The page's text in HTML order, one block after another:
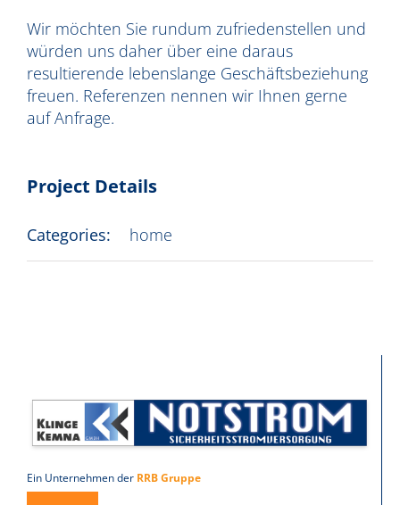
Wir möchten Sie rundum zufriedenstellen und
würden uns daher über eine daraus
resultierende lebenslange Geschäftsbeziehung
freuen. Referenzen nennen wir Ihnen gerne
auf Anfrage.
Project Details
Categories: home
Ein Unternehmen der RRB Gruppe